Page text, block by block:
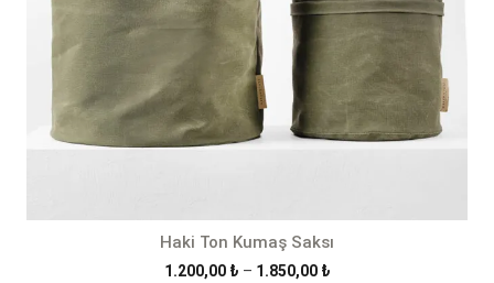
Haki Ton Kumaş Saksı
1.200,00 ₺ – 1.850,00 ₺Fiyat